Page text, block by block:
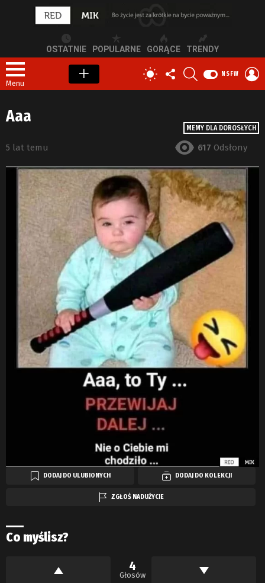
OSTATNIE POPULARNE GORĄCE TRENDY
Menu
PRZEŁĄCZ
SKÓRKĘ
OBSERWUJ
NAS
NSFW
MEMY DLA DOROSŁYCH
Aaa
5 lat temu 617 Odsłony
DODAJ DO ULUBIONYCH DODAJ DO KOLEKCJI
ZGŁOŚ NADUŻYCIE
Co myślisz?
4
Głosów